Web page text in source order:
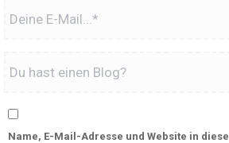
Name, E-Mail-Adresse und Website in